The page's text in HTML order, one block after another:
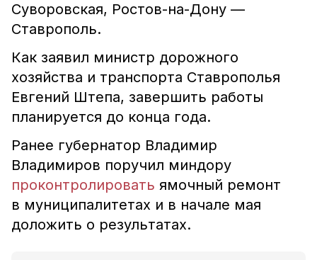
Суворовская, Ростов-на-Дону —
Ставрополь.
Как заявил министр дорожного
хозяйства и транспорта Ставрополья
Евгений Штепа, завершить работы
планируется до конца года.
Ранее губернатор Владимир
Владимиров поручил миндору
проконтролировать ямочный ремонт
в муниципалитетах и в начале мая
доложить о результатах.